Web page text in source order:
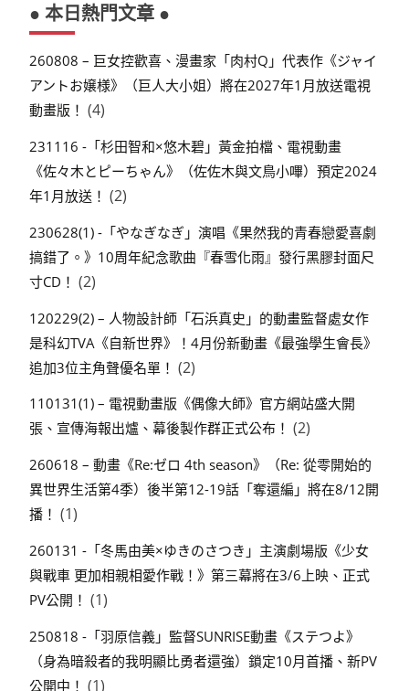
● 本日熱門文章 ●
260808 – 巨女控歡喜、漫畫家「肉村Q」代表作《ジャイ
アントお嬢様》（巨人大小姐）將在2027年1月放送電視
動畫版！ (4)
231116 -「杉田智和×悠木碧」黃金拍檔、電視動畫
《佐々木とピーちゃん》（佐佐木與文鳥小嗶）預定2024
年1月放送！ (2)
230628(1) -「やなぎなぎ」演唱《果然我的青春戀愛喜劇
搞錯了。》10周年紀念歌曲『春雪化雨』發行黑膠封面尺
寸CD！ (2)
120229(2) – 人物設計師「石浜真史」的動畫監督處女作
是科幻TVA《自新世界》！4月份新動畫《最強學生會長》
追加3位主角聲優名單！ (2)
110131(1) – 電視動畫版《偶像大師》官方網站盛大開
張、宣傳海報出爐、幕後製作群正式公布！ (2)
260618 – 動畫《Re:ゼロ 4th season》（Re: 從零開始的
異世界生活第4季）後半第12-19話「奪還編」將在8/12開
播！ (1)
260131 -「冬馬由美×ゆきのさつき」主演劇場版《少女
與戰車 更加相親相愛作戰！》第三幕將在3/6上映、正式
PV公開！ (1)
250818 -「羽原信義」監督SUNRISE動畫《ステつよ》
（身為暗殺者的我明顯比勇者還強）鎖定10月首播、新PV
公開中！ (1)